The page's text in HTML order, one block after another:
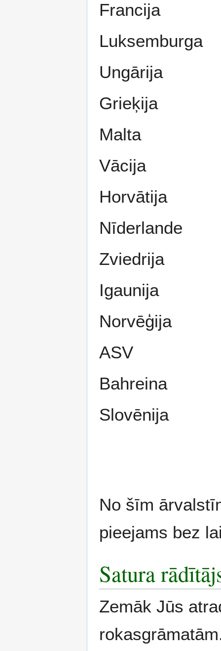
Francija
Luksemburga
Ungārija
Grieķija
Malta
Vācija
Horvātija
Nīderlande
Zviedrija
Igaunija
Norvēģija
ASV
Bahreina
Slovēnija
No šīm
pieejams bez
Satura
Zemāk Jūs